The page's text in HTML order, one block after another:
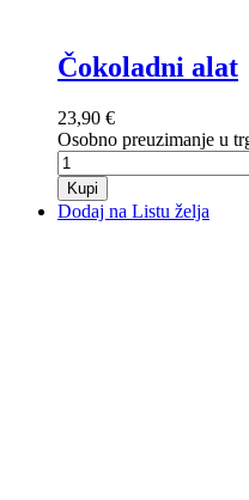
Čokoladni alat
23,90 €
Osobno preuzimanje u
Kupi
Dodaj na Listu želja